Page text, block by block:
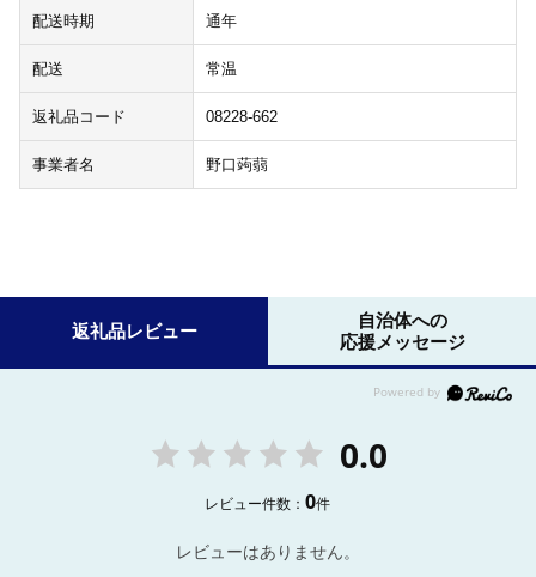
配送時期 通年
配送 常温
返礼品コード 08228-662
事業者名 野口蒟蒻
返礼品レビュー
自治体への
応援メッセージ
0.0
レビュー件数：0件
レビューはありません。